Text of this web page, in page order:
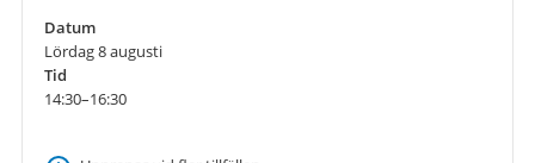
Datum
Lördag 8 augusti
Tid
14:30–16:30